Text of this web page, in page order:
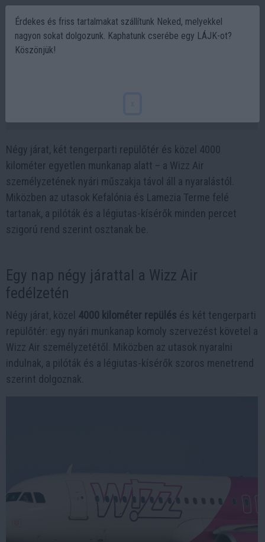
Négy járat, két tengerparti repülőtér és közel 4000
kilométer egyetlen munkanap alatt – a Wizz Air
személyzetének nyári műszakja távol áll a nyaralástól.
Miközben az utasok Kefalónia és Lamezia Terme felé
tartanak, a pilóták és a légiutas-kísérők minden percet
szigorú rend szerint osztanak be.
Egy nap négy járattal a Wizz Air
fedélzetén
Négy járat, közel 4000 kilométer repülés és két tengerparti
repülőtér: egy nyári munkanap komoly szervezést követel a
Wizz Air személyzetétől. Miközben az utasok nyaralni
indulnak, a pilóták és a légiutas-kísérők szoros menetrend
szerint dolgoznak.
Érdekes és friss tartalmakat szállítunk Neked, melyekkel
nagyon sokat dolgozunk. Kaphatunk cserébe egy LÁJK-ot?
Köszönjük!